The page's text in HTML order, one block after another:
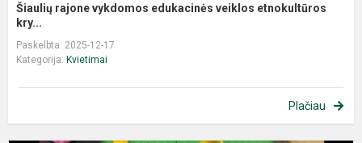
Šiaulių rajone vykdomos edukacinės veiklos etnokultūros
kry...
Paskelbta: 2025-12-17
Kategorija: Kvietimai
Plačiau